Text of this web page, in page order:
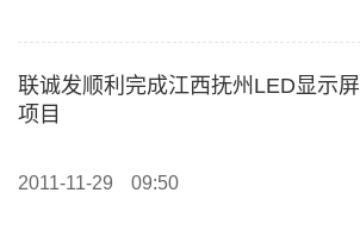
联诚发顺利完成江西抚州LED显示屏
项目
2011-11-29 09:50